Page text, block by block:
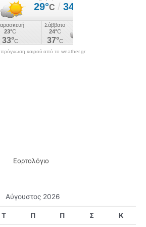
πρόγνωση καιρού από το weather.gr
Εορτολόγιο
Αύγουστος 2026
Τ Π Π Σ Κ